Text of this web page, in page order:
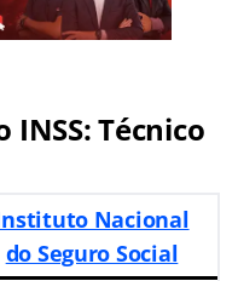
INSS: Técnico
Nacional
do Seguro Social